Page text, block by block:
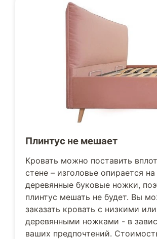
Плинтус не мешает
Кровать можно поставить
стене – изголовье опирается на
деревянные буковые ножки,
плинтус мешать не будет. Вы
заказать кровать с низкими
деревянными ножками - в
ваших предпочтений.